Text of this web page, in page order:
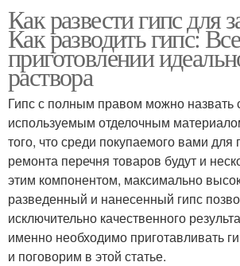
Как развести гипс для
Как разводить гипс:
приготовлении
раствора
Гипс с полным правом можно назвать
используемым отделочным
того, что среди покупаемого вами для
ремонта перечня товаров будут и
этим компонентом, максимально
разведенный и нанесенный гипс
исключительно качественного
именно необходимо приготавливать
и поговорим в этой статье.